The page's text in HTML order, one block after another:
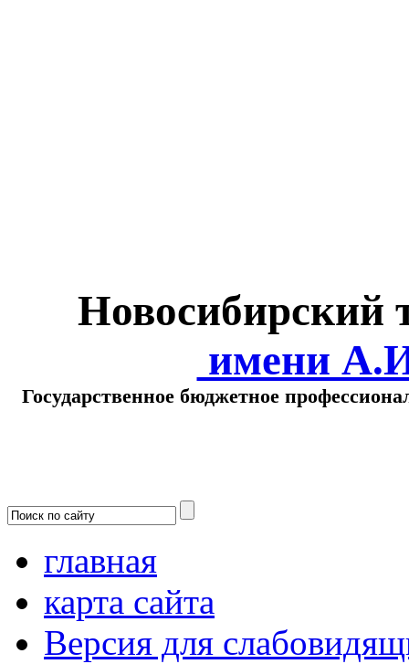
Новосибирский
имени
Государственное бюджетное
главная
карта сайта
Версия для